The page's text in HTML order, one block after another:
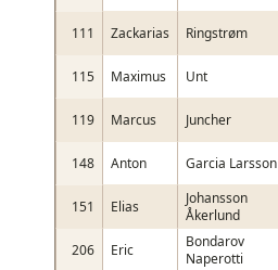
111 Zackarias Ringstrøm
115 Maximus Unt
119 Marcus Juncher
148 Anton Garcia Larsson
151 Elias
Johansson
Åkerlund
206 Eric
Bondarov
Naperotti